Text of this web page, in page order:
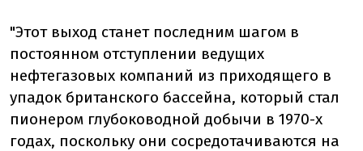
"Этот выход станет последним шагом в
постоянном отступлении ведущих
нефтегазовых компаний из приходящего в
упадок британского бассейна, который стал
пионером глубоководной добычи в 1970-х
годах, поскольку они сосредотачиваются на